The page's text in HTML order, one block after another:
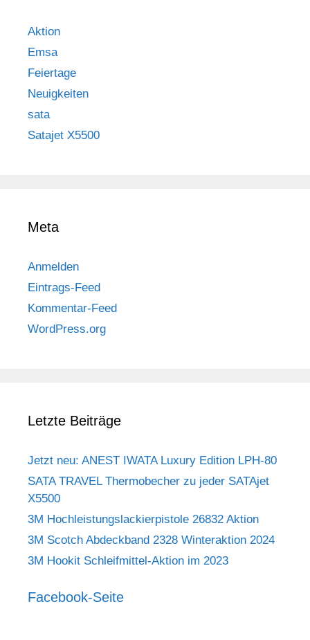
Aktion
Emsa
Feiertage
Neuigkeiten
sata
Satajet X5500
Meta
Anmelden
Eintrags-Feed
Kommentar-Feed
WordPress.org
Letzte Beiträge
Jetzt neu: ANEST IWATA Luxury Edition LPH-80
SATA TRAVEL Thermobecher zu jeder SATAjet
X5500
3M Hochleistungslackierpistole 26832 Aktion
3M Scotch Abdeckband 2328 Winteraktion 2024
3M Hookit Schleifmittel-Aktion im 2023
Facebook-Seite